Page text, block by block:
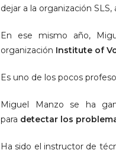
dejar a la organización
En ese mismo año,
organización Institute of
Es uno de los pocos
Miguel Manzo se ha
para detectar los
Ha sido el instructor de